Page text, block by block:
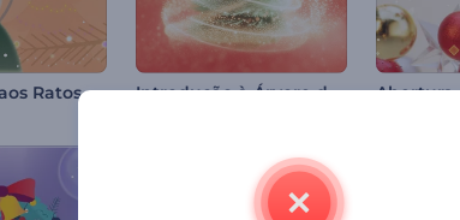
Introdução aos Ratos Alegres de Natal Introdução à Árvore de Natal Brilhante